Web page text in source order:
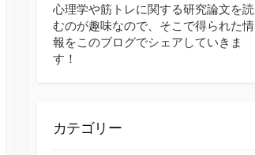
心理学や筋トレに関する研究論文を読
むのが趣味なので、そこで得られた情
報をこのブログでシェアしていきま
す！
カテゴリー